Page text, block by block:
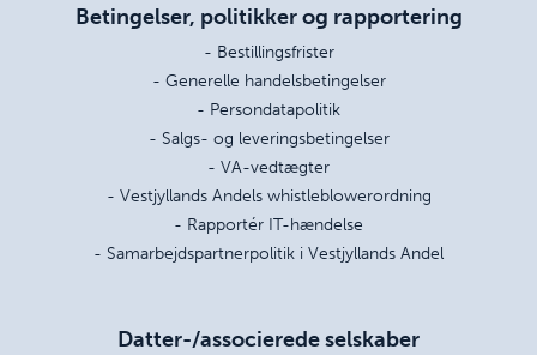
Betingelser, politikker og rapportering
- Bestillingsfrister
- Generelle handelsbetingelser
- Persondatapolitik
- Salgs- og leveringsbetingelser
- VA-vedtægter
- Vestjyllands Andels whistleblowerordning
- Rapportér IT-hændelse
- Samarbejdspartnerpolitik i Vestjyllands Andel
Datter-/associerede selskaber